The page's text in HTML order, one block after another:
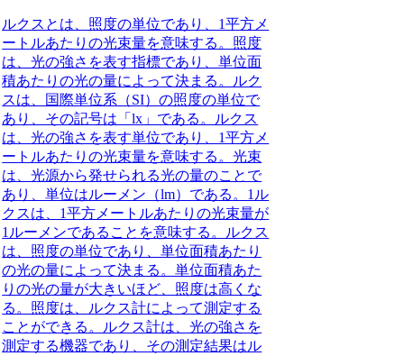
ルクスとは、照度の単位であり、1平方メ
ートルあたりの光束量を意味する。照度
は、光の強さを表す指標であり、単位面
積あたりの光の量によって決まる。ルク
スは、国際単位系（SI）の照度の単位で
あり、その記号は「lx」である。ルクス
は、光の強さを表す単位であり、1平方メ
ートルあたりの光束量を意味する。光束
は、光源から発せられる光の量のことで
あり、単位はルーメン（lm）である。1ル
クスは、1平方メートルあたりの光束量が
1ルーメンであることを意味する。ルクス
は、照度の単位であり、単位面積あたり
の光の量によって決まる。単位面積あた
りの光の量が大きいほど、照度は高くな
る。照度は、ルクス計によって測定する
ことができる。ルクス計は、光の強さを
測定する機器であり、その測定結果はル